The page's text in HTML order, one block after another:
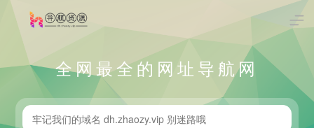
全网最全的网址导航网